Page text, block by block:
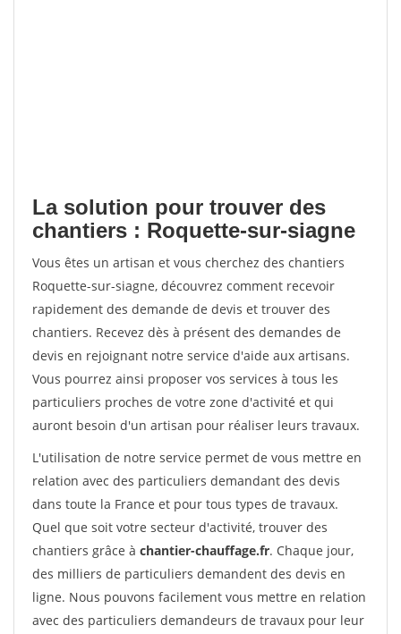
La solution pour trouver des
chantiers : Roquette-sur-siagne
Vous êtes un artisan et vous cherchez des chantiers
Roquette-sur-siagne, découvrez comment recevoir
rapidement des demande de devis et trouver des
chantiers. Recevez dès à présent des demandes de
devis en rejoignant notre service d'aide aux artisans.
Vous pourrez ainsi proposer vos services à tous les
particuliers proches de votre zone d'activité et qui
auront besoin d'un artisan pour réaliser leurs travaux.
L'utilisation de notre service permet de vous mettre en
relation avec des particuliers demandant des devis
dans toute la France et pour tous types de travaux.
Quel que soit votre secteur d'activité, trouver des
chantiers grâce à chantier-chauffage.fr. Chaque jour,
des milliers de particuliers demandent des devis en
ligne. Nous pouvons facilement vous mettre en relation
avec des particuliers demandeurs de travaux pour leur